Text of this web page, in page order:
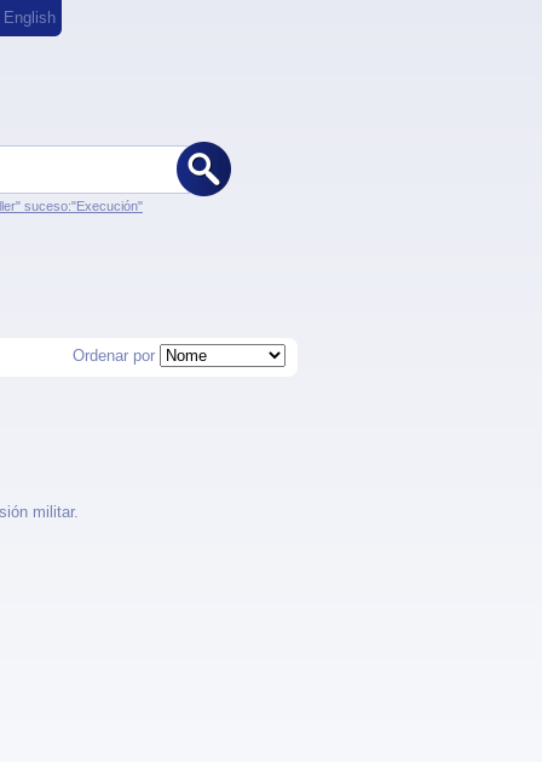
English
suceso:"Execución"
Ordenar por
militar.